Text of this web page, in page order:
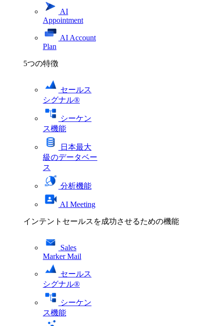
AI
Appointment
AI Account
Plan
5つの特徴
セールス
シグナル®
シーケン
ス機能
日本最大
級のデータベー
ス
分析機能
AI Meeting
インテントセールスを成功させるための機能
Sales
Marker Mail
セールス
シグナル®
シーケン
ス機能